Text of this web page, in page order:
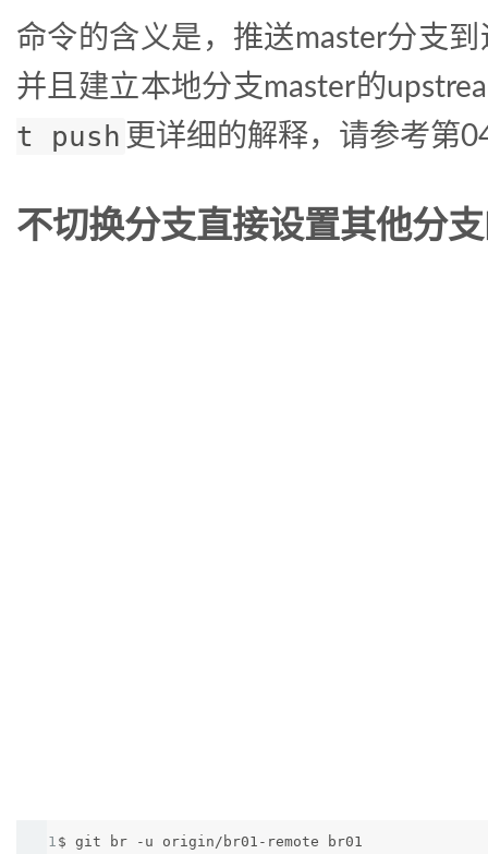
命令的含义是，推送master分支
并且建立本地分支master的
t push 更详细的解释，请参考第
不切换分支直接设置其他分
1 $ git br -u origin/br01-remote br01